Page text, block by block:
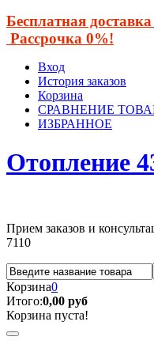
Бесплатная
Рассрочка 0%!
Вход
История заказов
Корзина
СРАВНЕНИЕ
ИЗБРАННОЕ
Отопление
Прием заказов и
7110
Корзина0
Итого:0,00 руб
Корзина пуста!